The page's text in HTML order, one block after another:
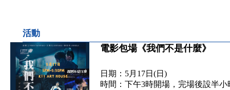
活動
電影包場《我們不是什麼》
日期：5月17日(日)
時間：下午3時開場，完場後設半小